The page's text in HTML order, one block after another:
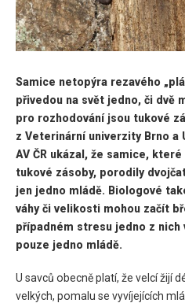
Samice netopýra rezavého
přivedou na svět jedno, či dvě
pro rozhodování jsou tukové
z Veterinární univerzity Brno
AV ČR ukázal, že samice,
tukové zásoby, porodily
jen jedno mládě. Biologové
váhy či velikosti mohou začít
případném stresu jedno z
pouze jedno mládě.
U savců obecně platí, že velcí žijí
velkých, pomalu se vyvíjejících